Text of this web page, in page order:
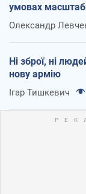
умовах
Олександр
Ні зброї, ні
нову армію
Ігар Тишкевич